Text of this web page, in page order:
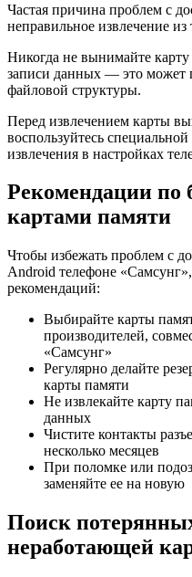
Частая причина проблем с
неправильное извлечение
Никогда не вынимайте
записи данных — это может
файловой структуры.
Перед извлечением карты
воспользуйтесь
извлечения в настройках
Рекомендации по
картами памяти
Чтобы избежать проблем с
Android телефоне
рекомендаций:
Выбирайте карты
производителей,
«Самсунг»
Регулярно делайте
карты памяти
Не извлекайте карту
данных
Чистите контакты
несколько месяцев
При поломке или
заменяйте ее на новую
Поиск
неработающей